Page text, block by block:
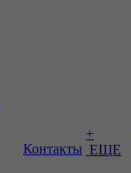
Контакты
+
ЕЩЕ